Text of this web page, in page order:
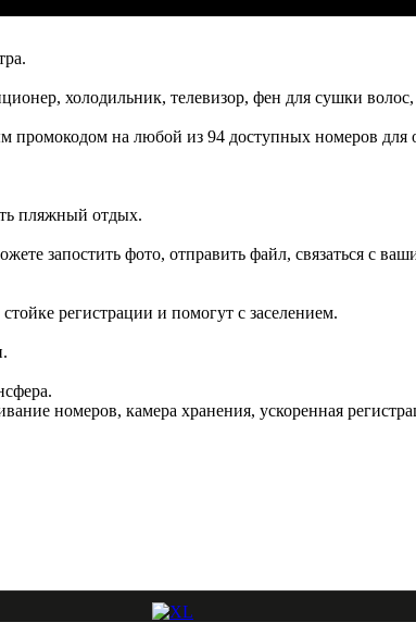
холодильник, телевизор, фен для сушки
промокодом на любой из 94 доступных номеров для
пляжный отдых.
запостить фото, отправить файл, связаться с
регистрации и помогут с заселением.
номеров, камера хранения, ускоренная